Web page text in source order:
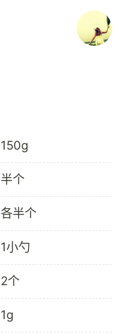
150g
半个
各半个
1小勺
2个
1g